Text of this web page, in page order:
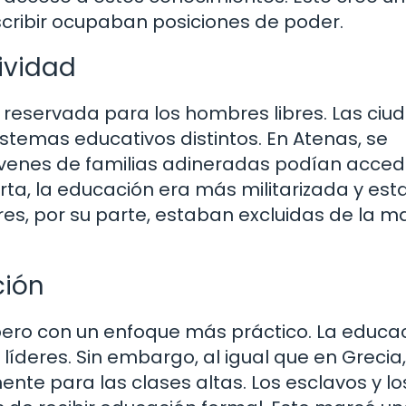
ocupaban posiciones de poder.
para los hombres libres. Las
educativos distintos. En Atenas, se
de familias adineradas podían
la educación era más militarizada y
por su parte, estaban excluidas de la
con un enfoque más práctico. La
Sin embargo, al igual que en
para las clases altas. Los esclavos y